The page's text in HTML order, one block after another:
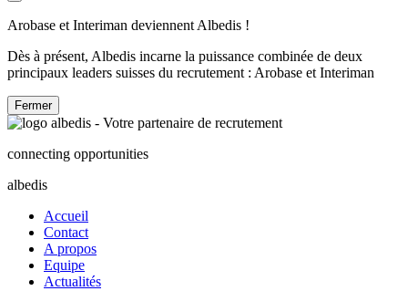
Arobase et Interiman deviennent Albedis !
Dès à présent, Albedis incarne la puissance combinée de deux
principaux leaders suisses du recrutement : Arobase et Interiman
Fermer
connecting opportunities
albedis
Accueil
Contact
A propos
Equipe
Actualités